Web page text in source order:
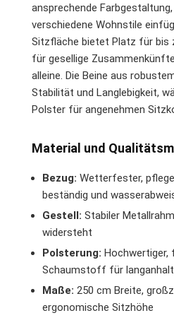
ansprechende
verschiedene Wohnstile
Sitzfläche bietet Platz für bis
für gesellige
alleine. Die Beine aus
Stabilität und Langlebigkeit,
Polster für angenehmen
Material und
Bezug: Wetterfester,
beständig und
Gestell: Stabiler
widersteht
Polsterung: Hochwertiger,
Schaumstoff für
Maße: 250 cm Breite,
ergonomische Sitzhöhe